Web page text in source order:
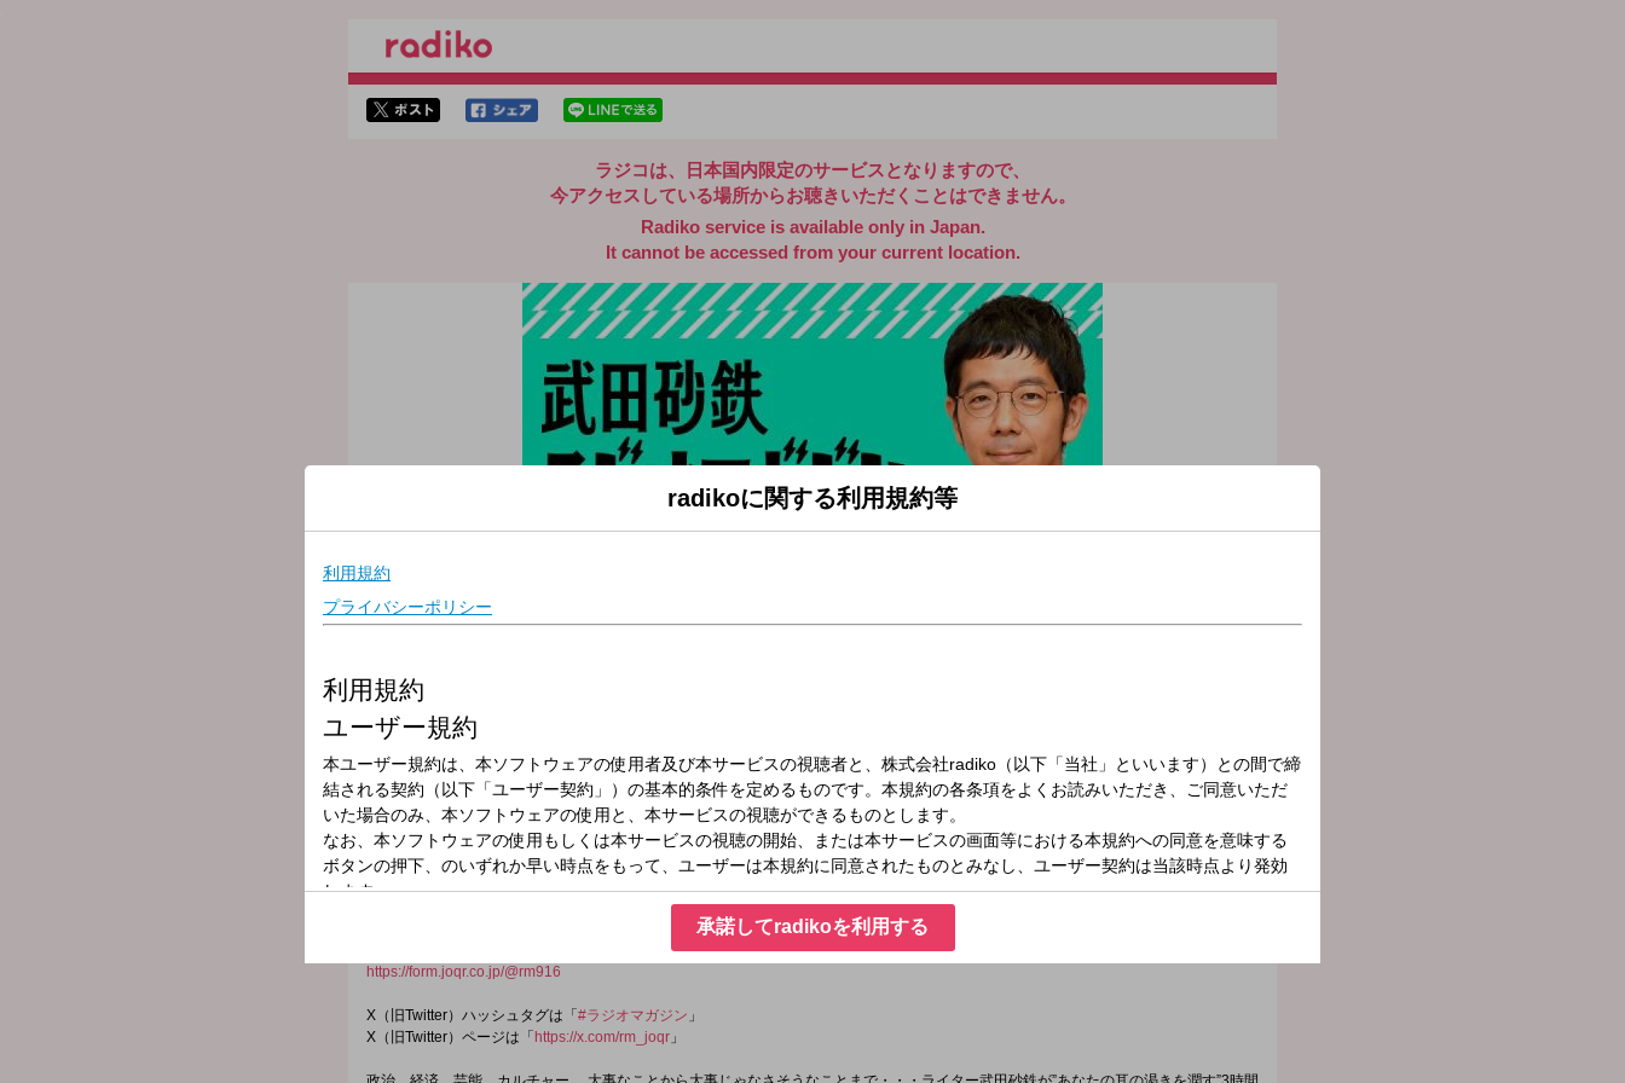
ラジコは、日本国内限定のサービスとなりますので、
今アクセスしている場所からお聴きいただくことはできません。
Radiko service is available only in Japan.
It cannot be accessed from your current location.
放送局
放送時間
2025年12月3日（水）08:00～09:00
番組名
武田砂鉄 ラジオマガジン 8時～9時
8：10～10：00 前半レギュラー：勅使川原真衣（組織開発研究家）
大事なことから大事じゃなさそうなことまで。
ライター武田砂鉄が"あなたの耳の渇きを潤す"生放送
Xハッシュタグ： #ラジオマガジン
https://form.joqr.co.jp/@rm916
X（旧Twitter）ハッシュタグは「 #ラジオマガジン 」
X（旧Twitter）ページは「 https://x.com/rm_joqr 」
radikoに関する利用規約等
承諾してradikoを利用する